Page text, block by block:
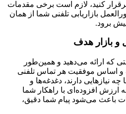
کنید، لازم است برخی مقدمات
بازاریابی تلفنی شما از همان
برود.
بازار هدف
که ارائه می‌دهید و همین‌طور
و اساس موفقیت هر تماس تلفنی
نیازهایی دارند، دغدغه‌ها و
ارزش افزوده‌ای با راهکار شما
باعث می‌شود پیام شما دقیق،